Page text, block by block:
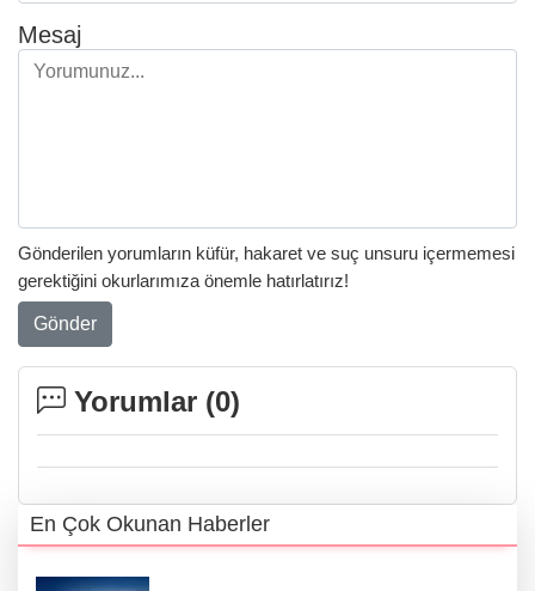
Mesaj
Gönderilen yorumların küfür, hakaret ve suç unsuru içermemesi
gerektiğini okurlarımıza önemle hatırlatırız!
Gönder
Yorumlar (0)
En Çok Okunan Haberler